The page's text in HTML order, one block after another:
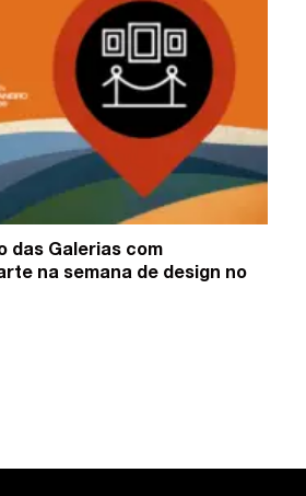
das Galerias com
na semana de design no